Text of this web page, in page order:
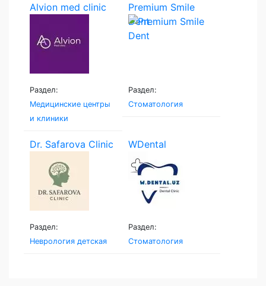
Alvion med clinic
Раздел:
Медицинские центры
и клиники
Premium Smile
Dent
Раздел:
Стоматология
Dr. Safarova Clinic
Раздел:
Неврология детская
WDental
Раздел:
Стоматология